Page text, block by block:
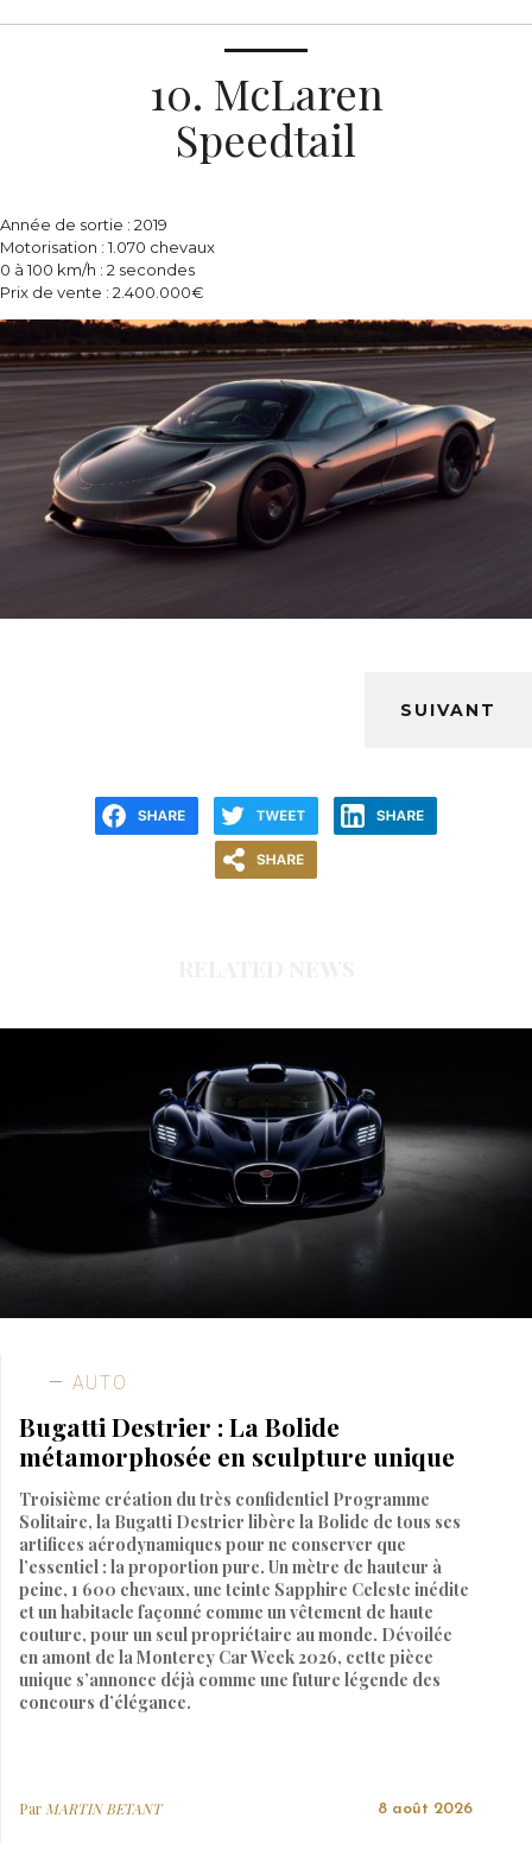
10. McLaren
Speedtail
Année de sortie : 2019
Motorisation : 1.070 chevaux
0 à 100 km/h : 2 secondes
Prix de vente : 2.400.000€
SUIVANT
AUTO
Bugatti Destrier : La Bolide
métamorphosée en sculpture unique
Troisième création du très confidentiel Programme
Solitaire, la Bugatti Destrier libère la Bolide de tous ses
artifices aérodynamiques pour ne conserver que
l’essentiel : la proportion pure. Un mètre de hauteur à
peine, 1 600 chevaux, une teinte Sapphire Celeste inédite
et un habitacle façonné comme un vêtement de haute
couture, pour un seul propriétaire au monde. Dévoilée
en amont de la Monterey Car Week 2026, cette pièce
unique s’annonce déjà comme une future légende des
concours d’élégance.
ParMARTIN BETANT 8 août 2026